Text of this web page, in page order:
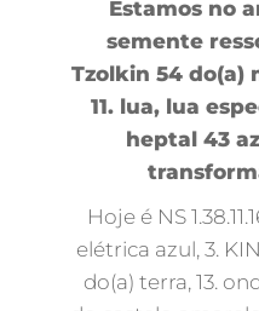
Estamos no
semente
Tzolkin 54 do(a)
11. lua, lua
heptal 43
Hoje é NS
elétrica azul, 3.
do(a) terra, 13.